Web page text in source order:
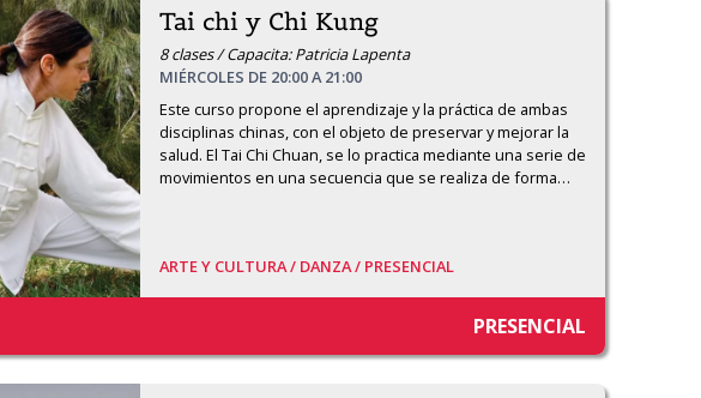
Tai chi y Chi Kung
8 clases / Capacita: Patricia Lapenta
MIÉRCOLES DE 20:00 A 21:00
Este curso propone el aprendizaje y la práctica de ambas
disciplinas chinas, con el objeto de preservar y mejorar la
salud. El Tai Chi Chuan, se lo practica mediante una serie de
movimientos en una secuencia que se realiza de forma…
ARTE Y CULTURA / DANZA / PRESENCIAL
PRESENCIAL